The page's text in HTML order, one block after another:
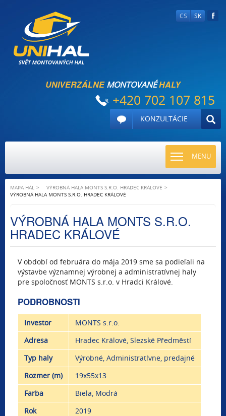
CS SK
UNIVERZÁLNEMONTOVANÉHALY
+420 702 107 815
KONZULTÁCIE
MENU
TOGGLE
MAPA HÁL
VÝROBNÁ HALA MONTS S.R.O. HRADEC KRÁLOVÉ
VÝROBNÁ HALA MONTS S.R.O. HRADEC KRÁLOVÉ
VÝROBNÁ HALA MONTS S.R.O.
HRADEC KRÁLOVÉ
V období od februára do mája 2019 sme sa podieľali na
výstavbe významnej výrobnej a administratívnej haly
pre spoločnosť MONTS s.r.o. v Hradci Králové.
PODROBNOSTI
Investor
MONTS s.r.o.
Adresa
Hradec Králové, Slezské Předměstí
Typ haly
Výrobné, Administratívne, predajné
Rozmer (m)
19x55x13
Farba
Biela, Modrá
Rok
2019